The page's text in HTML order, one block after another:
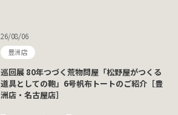
26/08/06
豊洲店
巡回展 80年つづく荒物問屋「松野屋がつくる
道具としての鞄」6号帆布トートのご紹介［豊
洲店・名古屋店］